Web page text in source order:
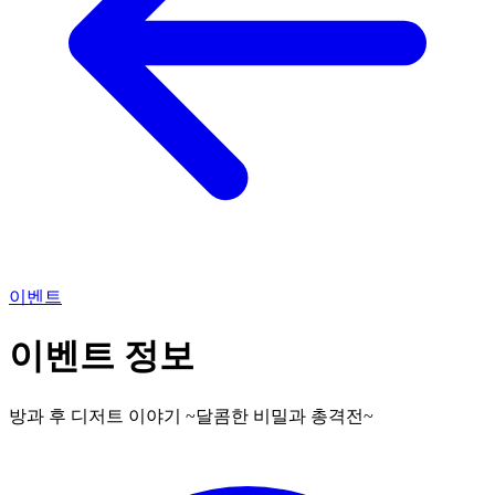
이벤트
이벤트 정보
방과 후 디저트 이야기 ~달콤한 비밀과 총격전~